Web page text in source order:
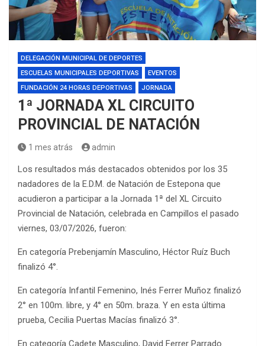
DELEGACIÓN MUNICIPAL DE DEPORTES
ESCUELAS MUNICIPALES DEPORTIVAS
EVENTOS
FUNDACIÓN 24 HORAS DEPORTIVAS
JORNADA
1ª JORNADA XL CIRCUITO
PROVINCIAL DE NATACIÓN
1 mes atrás admin
Los resultados más destacados obtenidos por los 35
nadadores de la E.D.M. de Natación de Estepona que
acudieron a participar a la Jornada 1ª del XL Circuito
Provincial de Natación, celebrada en Campillos el pasado
viernes, 03/07/2026, fueron:
En categoría Prebenjamín Masculino, Héctor Ruíz Buch
finalizó 4°.
En categoría Infantil Femenino, Inés Ferrer Muñoz finalizó
2° en 100m. libre, y 4° en 50m. braza. Y en esta última
prueba, Cecilia Puertas Macías finalizó 3°.
En categoría Cadete Masculino, David Ferrer Parrado